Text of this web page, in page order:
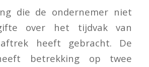
die de ondernemer niet
over het tijdvak van
heeft gebracht. De
betrekking op twee